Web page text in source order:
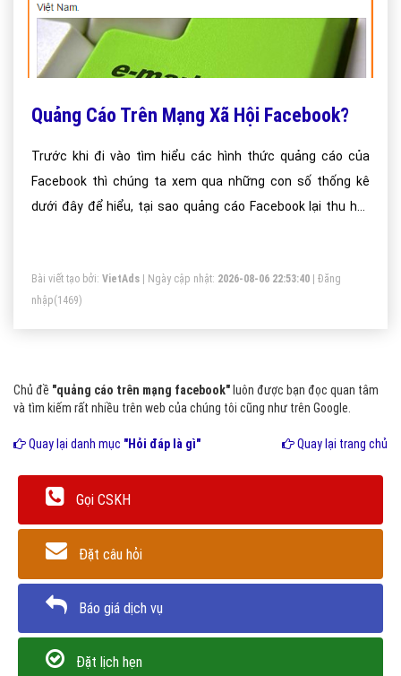
Quảng Cáo Trên Mạng Xã Hội Facebook?
Trước khi đi vào tìm hiểu các hình thức quảng cáo của
Facebook thì chúng ta xem qua những con số thống kê
dưới đây để hiểu, tại sao quảng cáo Facebook lại thu hút
Bài viết tạo bởi: VietAds | Ngày cập nhật: 2026-08-06 22:53:40
Đăng
nhập(1469)
Chủ đề "quảng cáo trên mạng facebook" luôn được bạn đọc quan tâm
và tìm kiếm rất nhiều trên web của chúng tôi cũng như trên Google.
Quay lại danh mục "Hỏi đáp là gì" Quay lại trang chủ
Gọi CSKH
Đặt câu hỏi
Báo giá dịch vụ
Đặt lịch hẹn